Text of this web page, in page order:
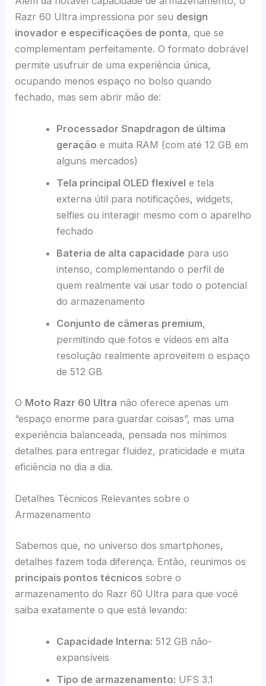
Razr 60 Ultra impressiona por seu design
inovador e especificações de ponta, que se
complementam perfeitamente. O formato dobrável
permite usufruir de uma experiência única,
ocupando menos espaço no bolso quando
fechado, mas sem abrir mão de:
Processador Snapdragon de última
geração e muita RAM (com até 12 GB em
alguns mercados)
Tela principal OLED flexível e tela
externa útil para notificações, widgets,
selfies ou interagir mesmo com o aparelho
fechado
Bateria de alta capacidade para uso
intenso, complementando o perfil de
quem realmente vai usar todo o potencial
do armazenamento
Conjunto de câmeras premium,
permitindo que fotos e vídeos em alta
resolução realmente aproveitem o espaço
de 512 GB
O Moto Razr 60 Ultra não oferece apenas um
“espaço enorme para guardar coisas”, mas uma
experiência balanceada, pensada nos mínimos
detalhes para entregar fluidez, praticidade e muita
eficiência no dia a dia.
Detalhes Técnicos Relevantes sobre o
Armazenamento
Sabemos que, no universo dos smartphones,
detalhes fazem toda diferença. Então, reunimos os
principais pontos técnicos sobre o
armazenamento do Razr 60 Ultra para que você
saiba exatamente o que está levando:
Capacidade Interna: 512 GB não-
expansíveis
Tipo de armazenamento: UFS 3.1